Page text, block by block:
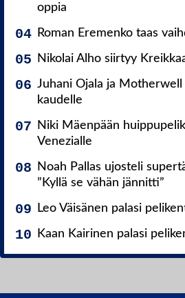
oppia
Roman Eremenko taas
Nikolai Alho siirtyy
Juhani Ojala ja
kaudelle
Niki Mäenpään
Venezialle
Noah Pallas ujosteli
”Kyllä se vähän jännitti”
Leo Väisänen palasi
Kaan Kairinen palasi